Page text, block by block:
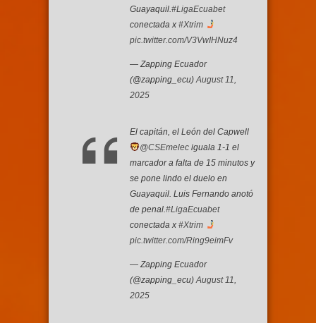
Guayaquil.#LigaEcuabet
conectada x #Xtrim
pic.twitter.com/V3VwIHNuz4
— Zapping Ecuador
(@zapping_ecu)August 11,
2025
El capitán, el León del Capwell
@CSEmeleciguala 1-1 el
marcador a falta de 15 minutos y
se pone lindo el duelo en
Guayaquil. Luis Fernando anotó
de penal.#LigaEcuabet
conectada x #Xtrim
pic.twitter.com/Ring9eimFv
— Zapping Ecuador
(@zapping_ecu)August 11,
2025